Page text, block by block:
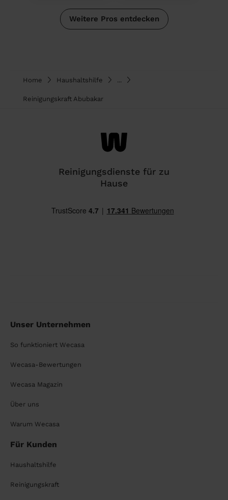
Weitere Pros entdecken
Home Haushaltshilfe
Reinigungskraft Abubakar
Reinigungsdienste für zu
Hause
Unser Unternehmen
So funktioniert Wecasa
Wecasa-Bewertungen
Wecasa Magazin
Über uns
Warum Wecasa
Für Kunden
Haushaltshilfe
Reinigungskraft